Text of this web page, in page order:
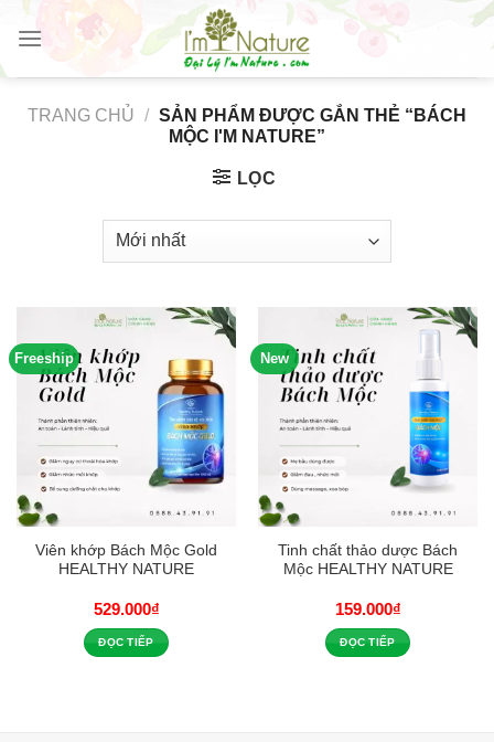
Skip
content
TRANG CHỦ / SẢN PHẨM ĐƯỢC GẮN THẺ “BÁCH
MỘC I'M NATURE”
LỌC
Freeship
Viên khớp Bách Mộc Gold
HEALTHY NATURE
529.000₫
ĐỌC TIẾP
New
Tinh chất thảo dược Bách
Mộc HEALTHY NATURE
159.000₫
ĐỌC TIẾP